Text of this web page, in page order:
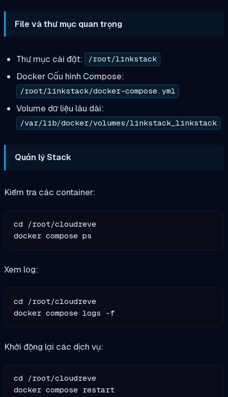
File và thư mục quan trọng
Thư mục cài đặt: /root/linkstack
Docker Cấu hình Compose:
/root/linkstack/docker-compose.yml
Volume dữ liệu lâu dài:
/var/lib/docker/volumes/linkstack_linkstack
Quản lý Stack
Kiểm tra các container:
cd /root/cloudreve
Xem log:
cd /root/cloudreve
Khởi động lại các dịch vụ:
cd /root/cloudreve